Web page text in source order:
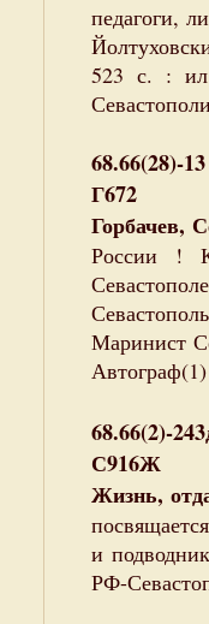
педагоги,
523 с. :
68.66(28)-13
Г672
Горбачев,
России !
Маринист
Автограф(1)
68.66(2)-
С916Ж
Жизнь,
и
РФ-